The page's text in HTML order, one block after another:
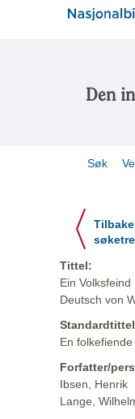
Den
Søk
Tilbake
Tittel:
Ein
Deutsch von
En folkefiende
Forfatter/
Ibsen, Henrik
Lange,